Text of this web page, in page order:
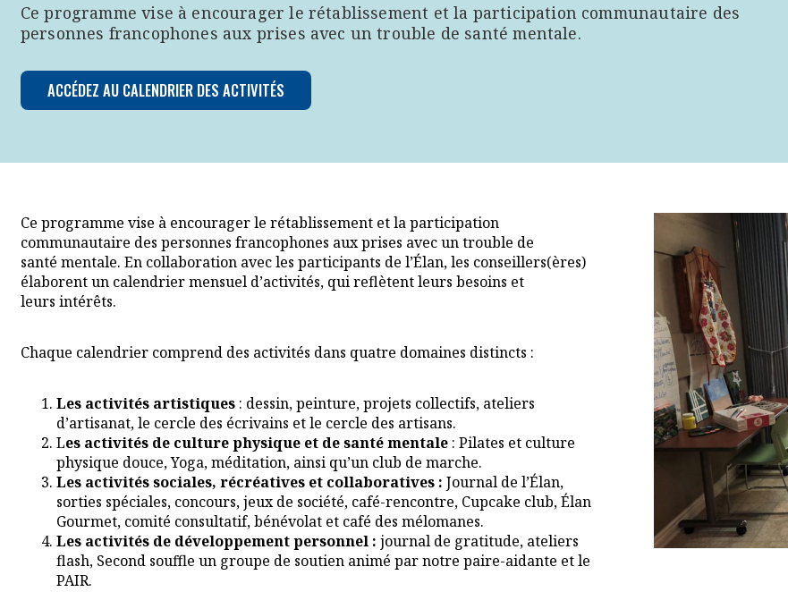
Ce programme vise à encourager le rétablissement et la participation communautaire des
personnes francophones aux prises avec un trouble de santé mentale.
ACCÉDEZ AU CALENDRIER DES ACTIVITÉS
Ce programme vise à encourager le rétablissement et la participation
communautaire des personnes francophones aux prises avec un trouble de
santé mentale. En collaboration avec les participants de l’Élan, les conseillers(ères)
élaborent un calendrier mensuel d’activités, qui reflètent leurs besoins et
leurs intérêts.
Chaque calendrier comprend des activités dans quatre domaines distincts :
Les activités artistiques : dessin, peinture, projets collectifs, ateliers
d’artisanat, le cercle des écrivains et le cercle des artisans.
Les activités de culture physique et de santé mentale : Pilates et culture
physique douce, Yoga, méditation, ainsi qu’un club de marche.
Les activités sociales, récréatives et collaboratives : Journal de l’Élan,
sorties spéciales, concours, jeux de société, café-rencontre, Cupcake club, Élan
Gourmet, comité consultatif, bénévolat et café des mélomanes.
Les activités de développement personnel : journal de gratitude, ateliers
flash, Second souffle un groupe de soutien animé par notre paire-aidante et le
PAIR.